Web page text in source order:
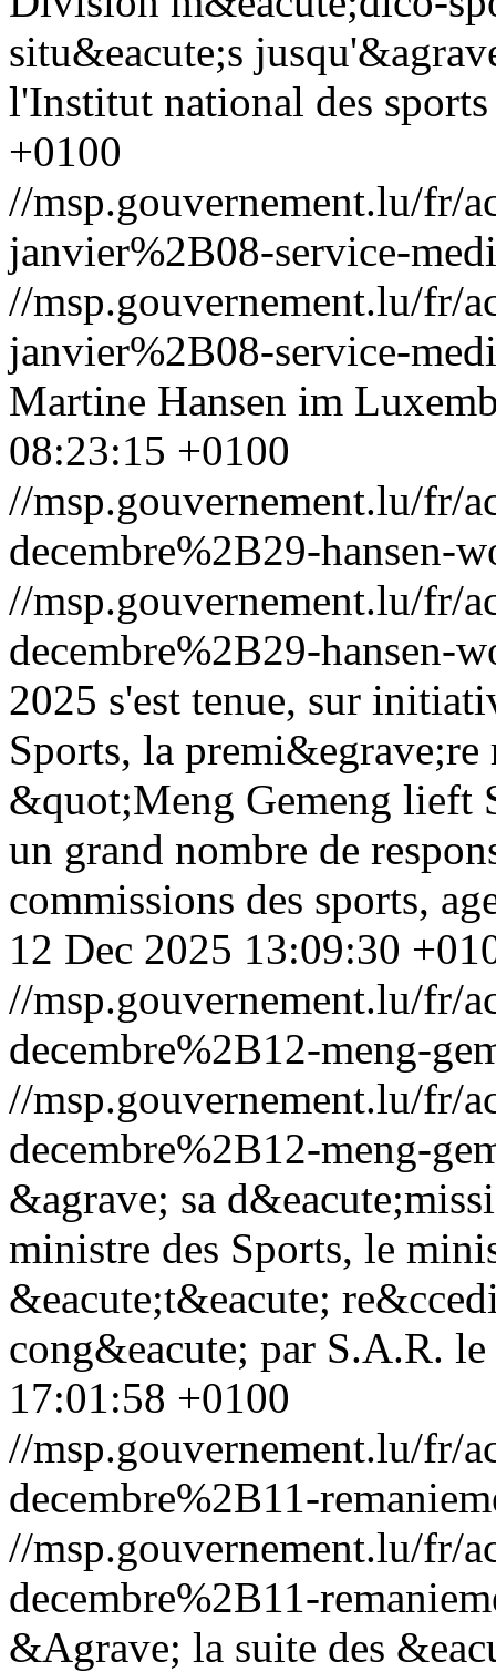
situ&eacute;s
l'Institut national des
+0100
//msp.gouvernement.lu/fr/
janvier%2B08-service-
//msp.gouvernement.lu/fr/
janvier%2B08-service-
Martine Hansen im
08:23:15 +0100
//msp.gouvernement.lu/fr/
decembre%2B29-hansen-
//msp.gouvernement.lu/fr/
decembre%2B29-hansen-
2025 s'est tenue, sur
Sports, la premi&egrave;re
&quot;Meng Gemeng lieft
un grand nombre de
commissions des sports,
12 Dec 2025 13:09:30
//msp.gouvernement.lu/fr/
decembre%2B12-meng-
//msp.gouvernement.lu/fr/
decembre%2B12-meng-
&agrave; sa
ministre des Sports, le
&eacute;t&eacute;
cong&eacute; par S.A.R.
17:01:58 +0100
//msp.gouvernement.lu/fr/
decembre%2B11-
//msp.gouvernement.lu/fr/
decembre%2B11-
&Agrave; la suite des